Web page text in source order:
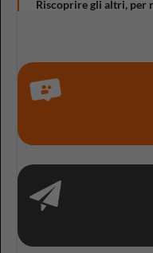
Riscoprire gli altri, per